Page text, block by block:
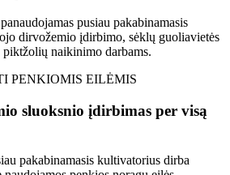
pusiau pakabinamasis
dirvožemio įdirbimo, sėklų guoliavietės
naikinimo darbams.
PENKIOMIS EILĖMIS
sluoksnio įdirbimas per visą
pakabinamasis kultivatorius dirba